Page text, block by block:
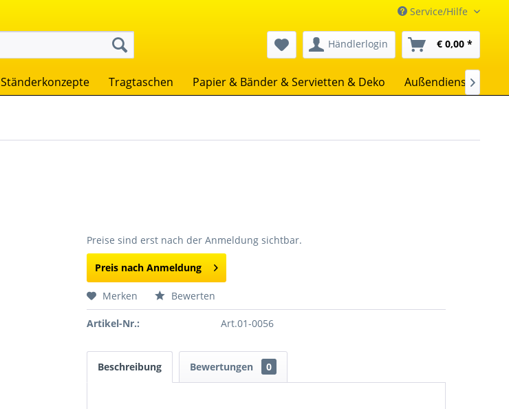
Service/Hilfe
Händlerlogin € 0,00 *
Ständerkonzepte Tragtaschen Papier & Bänder & Servietten & Deko Außendienst 
Preise sind erst nach der Anmeldung sichtbar.
Preis nach Anmeldung
Merken Bewerten
Artikel-Nr.: Art.01-0056
Beschreibung Bewertungen 0